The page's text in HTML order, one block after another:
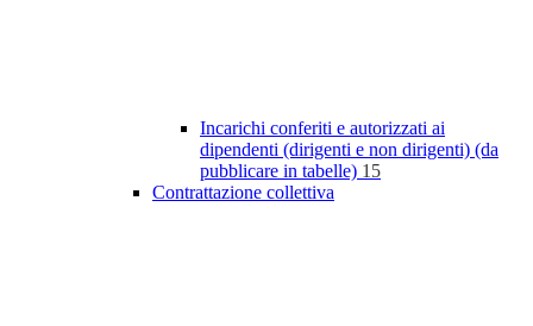
Incarichi conferiti e autorizzati ai
dipendenti (dirigenti e non dirigenti) (da
pubblicare in tabelle) 15
Contrattazione collettiva